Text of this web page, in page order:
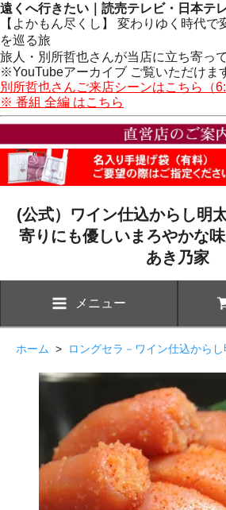
遠くへ行きたい｜読売テレビ・日本テ
【よかもん尽くし】 変わりゆく時代で
を巡る旅
旅人・別所哲也さんが当店に立ち寄っ
※YouTubeアーカイブ ご覧いただけま
別所哲也さんご来店シーンはこちら（
※ 番組 全編 はこちら
(公式）ワイン仕込からし明
寄りにも優しいまろやかな
あき乃家
メニュー
ホーム > ロングセラ－ワイン仕込から